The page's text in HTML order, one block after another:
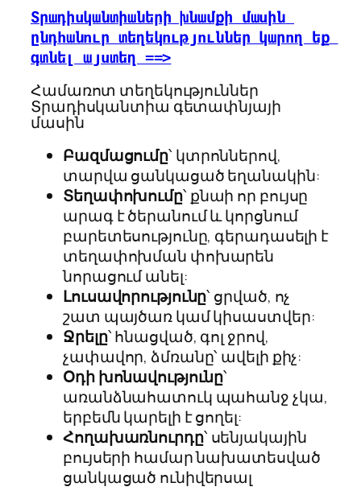
Տրադիսկանտիաների խնամքի մասին
ընդհանուր տեղեկություններ կարող եք
գտնել այստեղ ==>
Համառոտ տեղեկություններ
Տրադիսկանտիա գետափնյայի
մասին
Բազմացումը՝ կտրոններով,
տարվա ցանկացած եղանակին:
Տեղափոխումը՝ քնաի որ բույսը
արագ է ծերանում և կորցնում
բարետեսությունը, գերադասելի է
տեղափոխման փոխարեն
նորացում անել:
Լուսավորությունը՝ ցրված, ոչ
շատ պայծառ կամ կիսաստվեր:
Ջրելը՝ հնացված, գոլ ջրով,
չափավոր, ձմռանը՝ ավելի քիչ:
Օդի խոնավությունը՝
առանձնահատուկ պահանջ չկա,
երբեմն կարելի է ցողել:
Հողախառնուրդը՝ սենյակային
բույսերի համար նախատեսված
ցանկացած ունիվերսալ